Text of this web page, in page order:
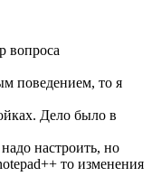
вопроса
поведением, то я
Дело было в
настроить, но
то изменения